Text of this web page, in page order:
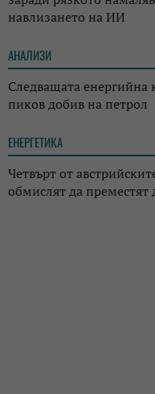
навлизането на ИИ
АНАЛИЗИ
Следващата енергийна
пиков добив на петрол
ЕНЕРГЕТИКА
Четвърт от
обмислят да преместят